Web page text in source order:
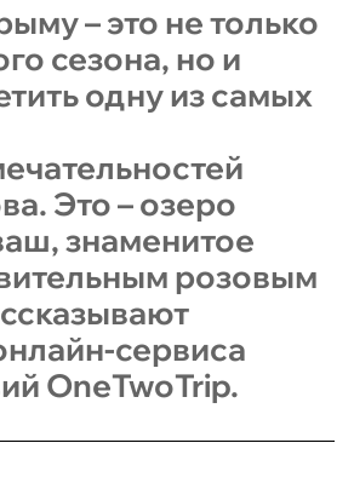
– это не только
сезона, но и
одну из самых
Это – озеро
знаменитое
розовым
сервиса
OneTwoTrip.